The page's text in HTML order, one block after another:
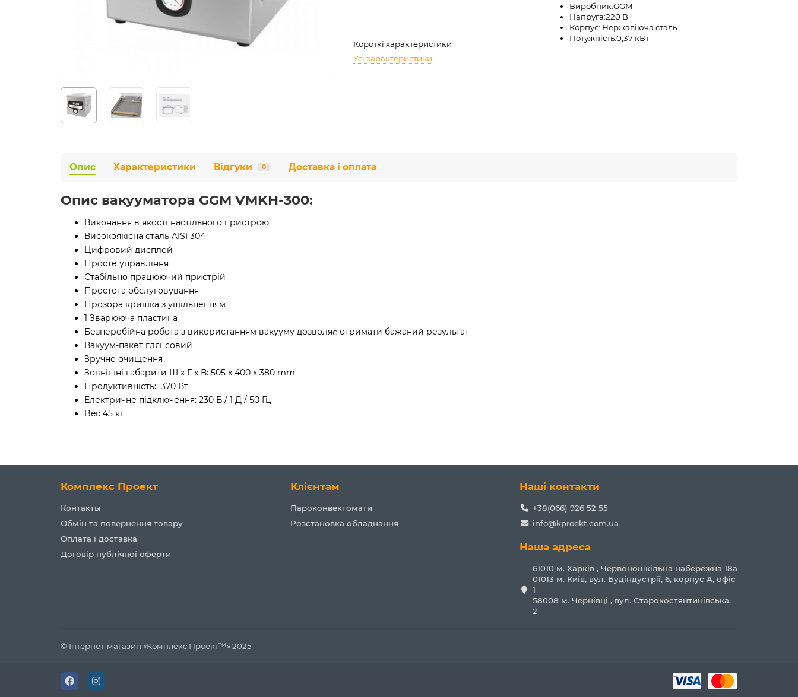
Короткі характеристики
Виробник:GGM
Напруга:220 В
Корпус: Нержавіюча сталь
Потужність:0,37 кВт
Усі характеристики
Опис Характеристики Відгуки 0 Доставка і оплата
Опис вакууматора GGM VMKH-300:
Виконання в якості настільного пристрою
Високоякісна сталь AISI 304
Цифровий дисплей
Просте управління
Стабільно працюючий пристрій
Простота обслуговування
Прозора кришка з ущільненням
1 Зварююча пластина
Безперебійна робота з використанням вакууму дозволяє отримати бажаний результат
Вакуум-пакет глянсовий
Зручне очищення
Зовнішні габарити Ш x Г x В: 505 x 400 x 380 mm
Продуктивність: 370 Вт
Електричне підключення: 230 В / 1 Д / 50 Гц
Bec 45 кг
Комплекс Проект
Контакты
Обмін та повернення товару
Оплата і доставка
Договір публічної оферти
Клієнтам
Пароконвектомати
Розстановка обладнання
Наші контакти
+38(066) 926 52 55
info@kproekt.com.ua
Наша адреса
61010 м. Харків , Червоношкільна набережна 18а
01013 м. Київ, вул. Будіндустрії, 6, корпус А, офіс
1
58008 м. Чернівці , вул. Старокостянтинівська,
2
© Інтернет-магазин «Комплекс Проект™» 2025